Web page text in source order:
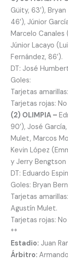
Güity, 63′),
46′), Júnior
Marcelo Canales
Júnior Lacayo
Fernández, 86′).
DT: José
Goles:
Tarjetas
Tarjetas rojas:
(2) OLIMPIA –
90′), José
Mulet, Marcos
Kevin López
y Jerry Bengtson
DT: Eduardo
Goles: Bryan
Tarjetas
Agustín Mulet.
Tarjetas rojas:
**
Estadio: Juan
Árbitro: